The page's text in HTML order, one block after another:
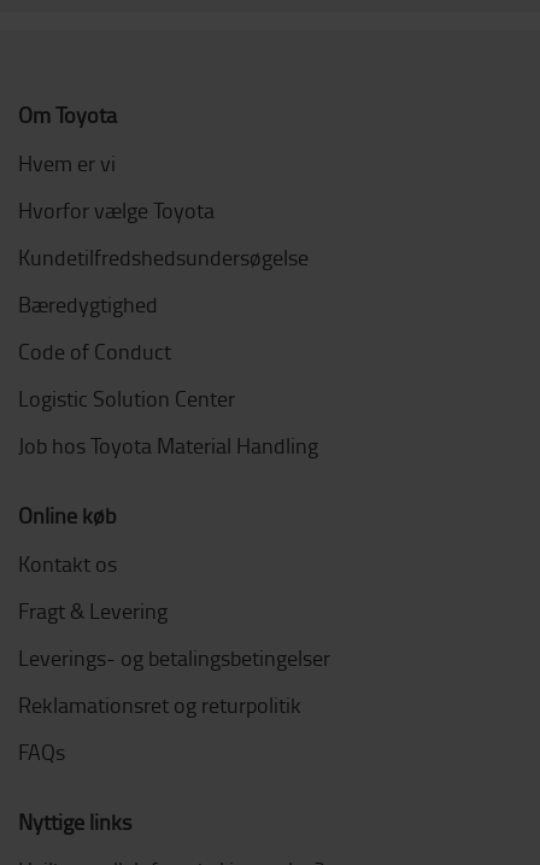
Om Toyota
Hvem er vi
Hvorfor vælge Toyota
Kundetilfredshedsundersøgelse
Bæredygtighed
Code of Conduct
Logistic Solution Center
Job hos Toyota Material Handling
Online køb
Kontakt os
Fragt & Levering
Leverings- og betalingsbetingelser
Reklamationsret og returpolitik
FAQs
Nyttige links